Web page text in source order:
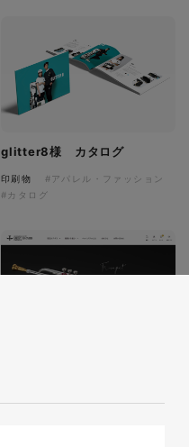
glitter8様 カタログ
印刷物
#アパレル・ファッション
#カタログ